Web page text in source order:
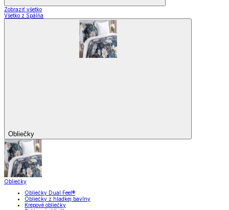
Zobraziť všetko
Všetko z Spálňa
Obliečky
Obliečky
Obliečky Dual Feel®
Obliečky z hladkej bavlny
Krepové obliečky